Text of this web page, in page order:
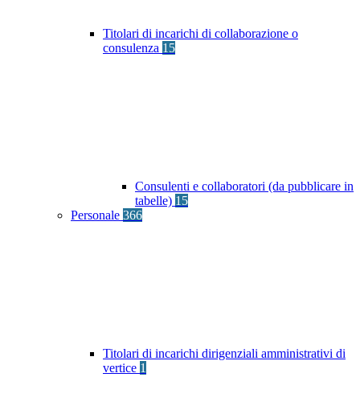
Titolari di incarichi di collaborazione o
consulenza 15
Consulenti e collaboratori (da pubblicare in
tabelle) 15
Personale 366
Titolari di incarichi dirigenziali amministrativi di
vertice 1